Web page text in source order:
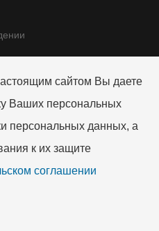
имущества
сайтом Вы даете
Ваших персональных
персональных данных, а
к их защите
соглашении